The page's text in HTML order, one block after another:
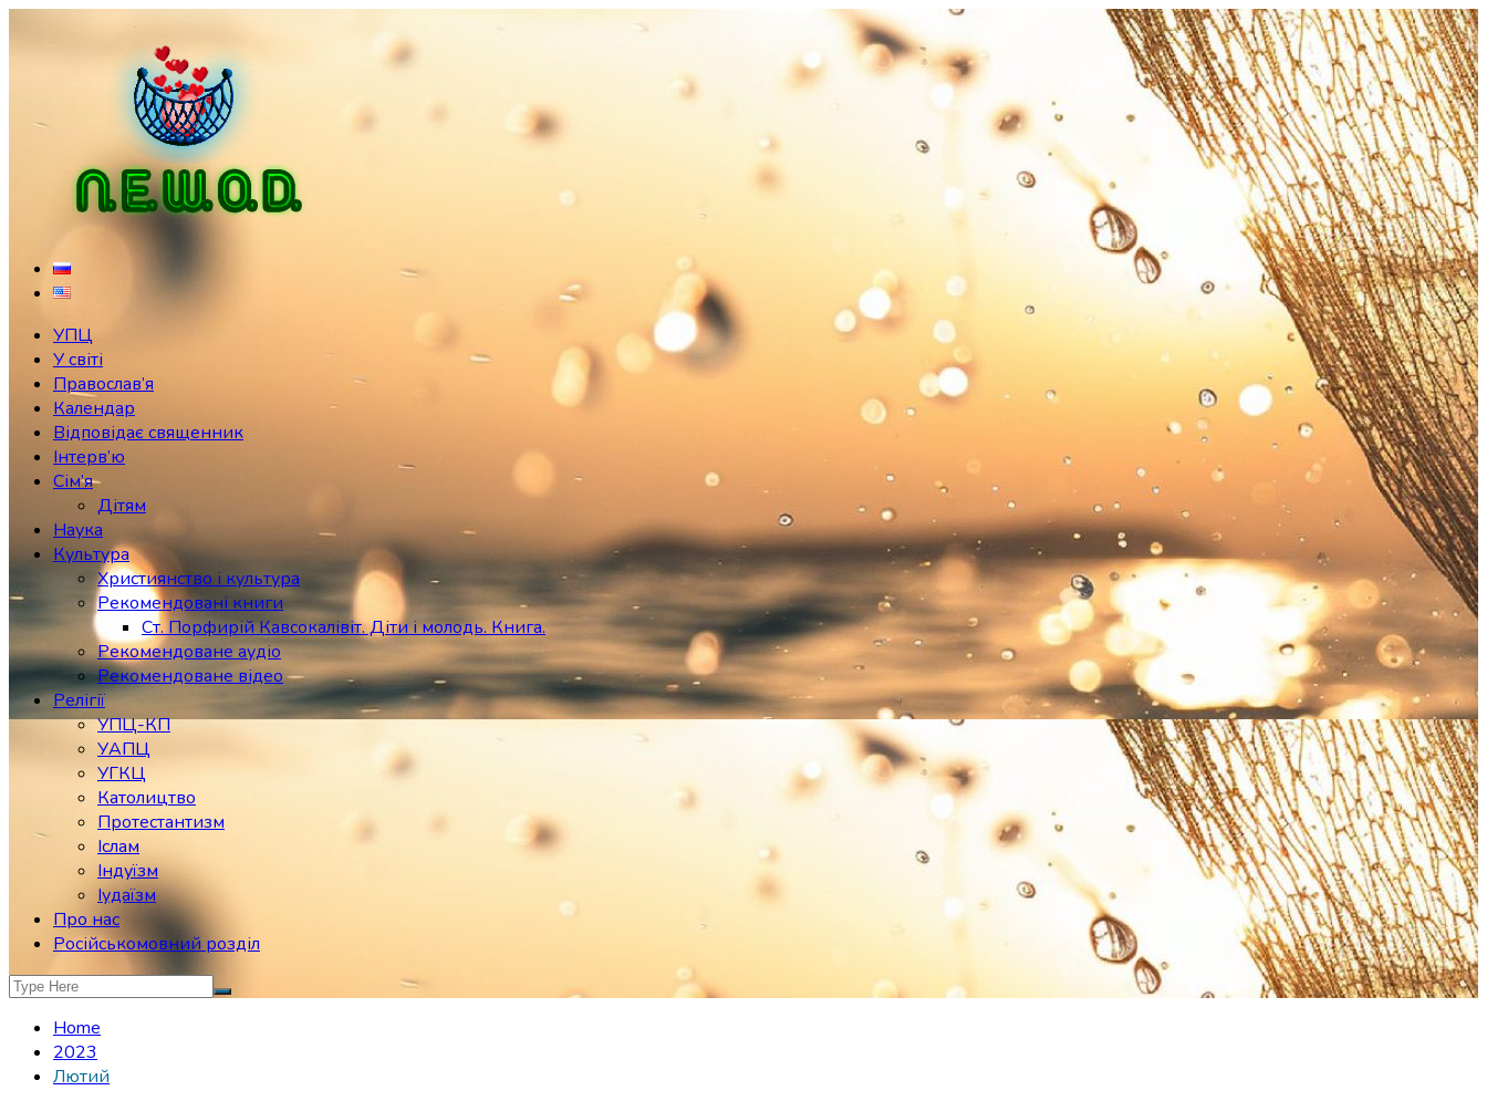
УПЦ
У світі
Православ’я
Календар
Відповідає священник
Інтерв’ю
Сім’я
Дітям
Наука
Культура
Християнство і культура
Рекомендовані книги
Ст. Порфирій Кавсокалівіт. Діти і молодь. Книга.
Рекомендоване аудіо
Рекомендоване відео
Релігії
УПЦ-КП
УАПЦ
УГКЦ
Католицтво
Протестантизм
Іслам
Індуїзм
Іудаїзм
Про нас
Російськомовний розділ
Home
2023
Лютий